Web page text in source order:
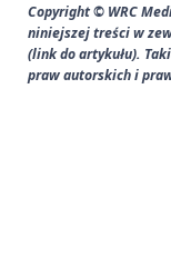
Copyright © WRC
niniejszej treści w
(link do artykułu).
praw autorskich i